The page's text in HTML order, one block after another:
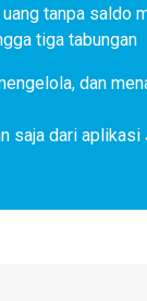
tanpa saldo
tiga tabungan
dan
saja dari aplikasi